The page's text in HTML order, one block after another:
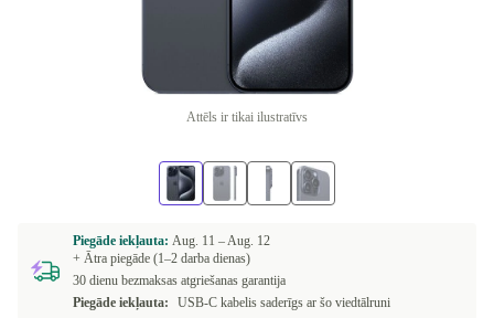
Attēls ir tikai ilustratīvs
Piegāde iekļauta: Aug. 11 –Aug. 12
+ Ātra piegāde (1–2 darba dienas)
30 dienu bezmaksas atgriešanas garantija
Piegāde iekļauta:
USB-C kabelis saderīgs ar šo viedtālruni